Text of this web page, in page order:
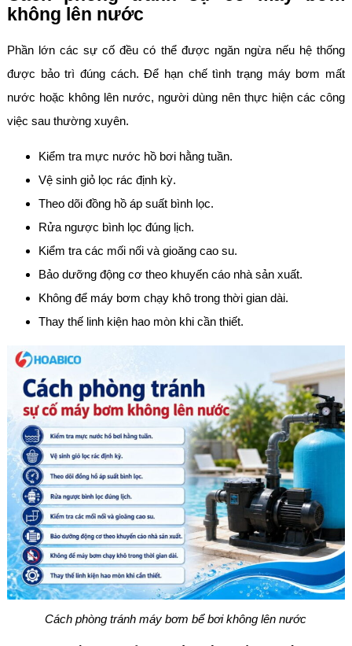
không lên nước
Phần lớn các sự cố đều có thể được ngăn ngừa nếu hệ thống
được bảo trì đúng cách. Để hạn chế tình trạng máy bơm mất
nước hoặc không lên nước, người dùng nên thực hiện các công
việc sau thường xuyên.
Kiểm tra mực nước hồ bơi hằng tuần.
Vệ sinh giỏ lọc rác định kỳ.
Theo dõi đồng hồ áp suất bình lọc.
Rửa ngược bình lọc đúng lịch.
Kiểm tra các mối nối và gioăng cao su.
Bảo dưỡng động cơ theo khuyến cáo nhà sản xuất.
Không để máy bơm chạy khô trong thời gian dài.
Thay thế linh kiện hao mòn khi cần thiết.
Cách phòng tránh máy bơm bể bơi không lên nước